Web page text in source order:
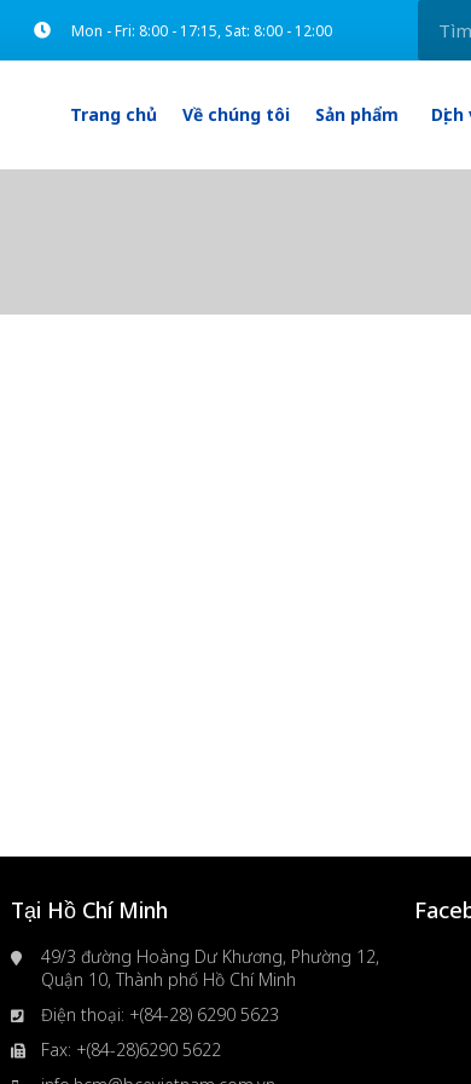
Mon - Fri: 8:00 - 17:15, Sat: 8:00 - 12:00
Trang chủ Về chúng tôi Sản phẩm Dịch
Tại Hồ Chí Minh
49/3 đường Hoàng Dư Khương, Phường 12,
Quận 10, Thành phố Hồ Chí Minh
Điện thoại: +(84-28) 6290 5623
Fax: +(84-28)6290 5622